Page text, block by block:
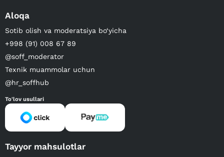
Aloqa
Sotib olish va moderatsiya bo‘yicha
+998 (91) 008 67 89
@soff_moderator
Texnik muammolar uchun
@hr_soffhub
To'lov usullari
Tayyor mahsulotlar